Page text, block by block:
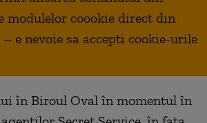
modulelor coookie direct din
– e nevoie sa accepti cookie-urile
în Biroul Oval în momentul în